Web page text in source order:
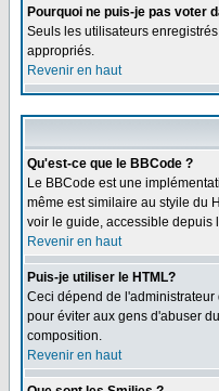
Pourquoi ne puis-je pas voter
Seuls les utilisateurs
appropriés.
Revenir en haut
Qu'est-ce que le BBCode ?
Le BBCode est une
même est similaire au styile du
voir le guide, accessible depuis
Revenir en haut
Puis-je utiliser le HTML?
Ceci dépend de
pour éviter aux gens d'abuser
composition.
Revenir en haut